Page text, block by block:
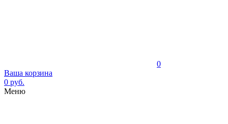
0
Ваша корзина
0 руб.
Меню